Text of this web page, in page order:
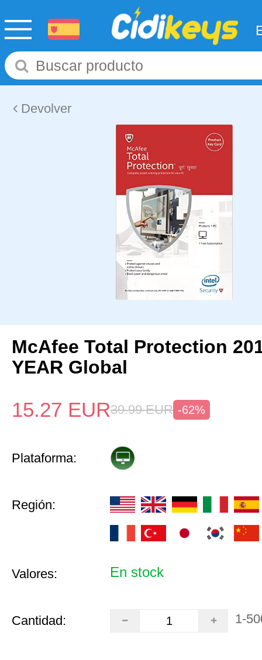
Devolver
McAfee Total Protection
YEAR Global
15.27 EUR39.99 EUR -62%
Plataforma:
Región:
Valores: En stock
Cantidad: 1-